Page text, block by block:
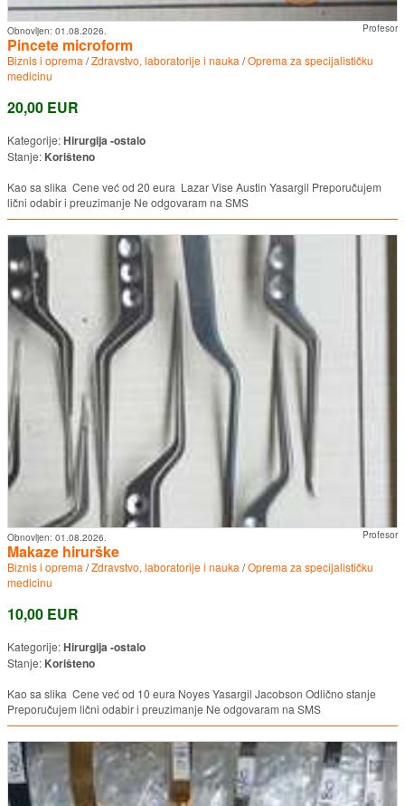
Profesor
Obnovljen: 01.08.2026.
Pincete microform
Biznis i oprema /Zdravstvo, laboratorije i nauka /Oprema za specijalističku
medicinu
20,00 EUR
Kategorije:Hirurgija -ostalo
Stanje: Korišteno
Kao sa slika Cene već od 20 eura Lazar Vise Austin Yasargil Preporučujem
lični odabir i preuzimanje Ne odgovaram na SMS
Profesor
Obnovljen: 01.08.2026.
Makaze hirurške
Biznis i oprema /Zdravstvo, laboratorije i nauka /Oprema za specijalističku
medicinu
10,00 EUR
Kategorije:Hirurgija -ostalo
Stanje: Korišteno
Kao sa slika Cene već od 10 eura Noyes Yasargil Jacobson Odlično stanje
Preporučujem lični odabir i preuzimanje Ne odgovaram na SMS